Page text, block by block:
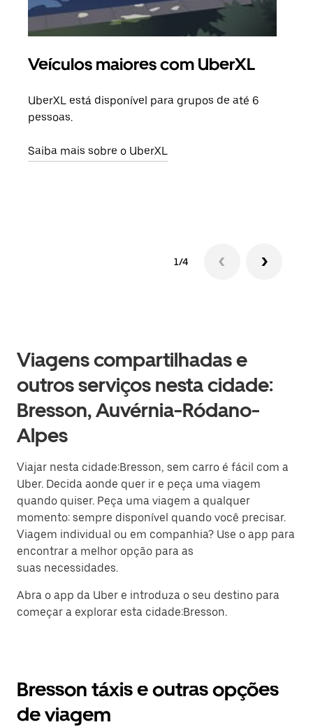
Veículos maiores com UberXL
UberXL está disponível para grupos de até 6
pessoas.
Saiba mais sobre o UberXL
1/4
Viagens compartilhadas e
outros serviços nesta cidade:
Bresson, Auvérnia-Ródano-
Alpes
Viajar nesta cidade:Bresson, sem carro é fácil com a
Uber. Decida aonde quer ir e peça uma viagem
quando quiser. Peça uma viagem a qualquer
momento: sempre disponível quando você precisar.
Viagem individual ou em companhia? Use o app para
encontrar a melhor opção para as
suas necessidades.
Abra o app da Uber e introduza o seu destino para
começar a explorar esta cidade:Bresson.
Bresson táxis e outras opções
de viagem